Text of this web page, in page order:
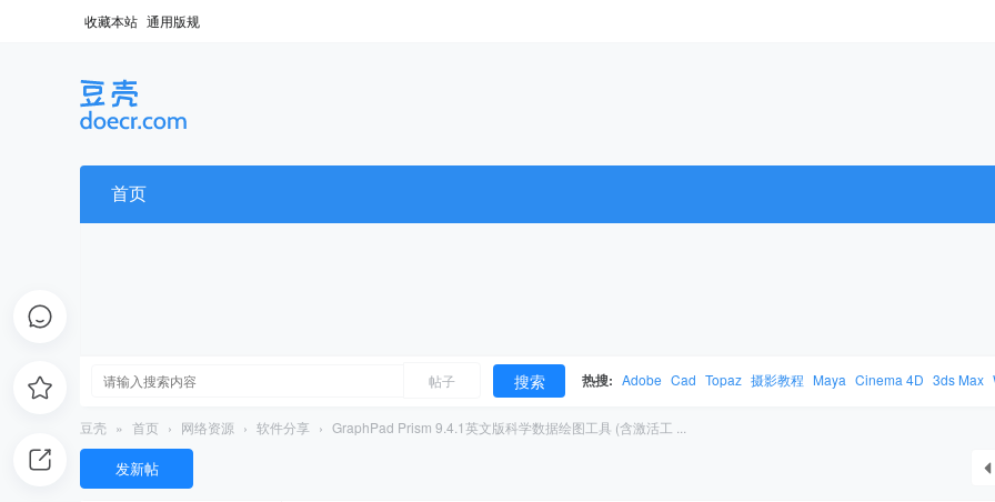
收藏本站 通用版规
首页
帖子 搜索 热搜: Adobe Cad Topaz 摄影教程 Maya Cinema 4D 3ds Max
豆壳 » 首页 › 网络资源 › 软件分享 › GraphPad Prism 9.4.1英文版科学数据绘图工具 (含激活工 ...
发新帖